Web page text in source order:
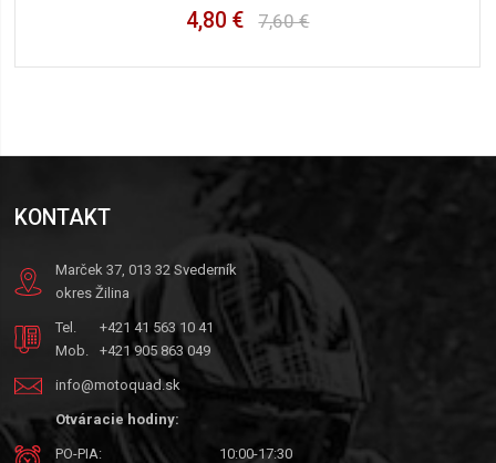
4,80 € 7,60 €
KONTAKT
Marček 37, 013 32 Svederník
okres Žilina
Tel.
+421 41 563 10 41
Mob.
+421 905 863 049
info@motoquad.sk
Otváracie hodiny:
PO-PIA:
10:00-17:30